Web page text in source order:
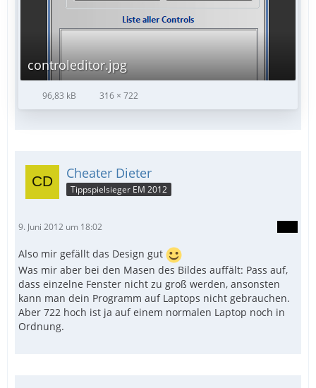
controleditor.jpg
96,83 kB 316 × 722
Cheater Dieter
Tippspielsieger EM 2012
9. Juni 2012 um 18:02
Also mir gefällt das Design gut
Was mir aber bei den Masen des Bildes auffält: Pass auf,
dass einzelne Fenster nicht zu groß werden, ansonsten
kann man dein Programm auf Laptops nicht gebrauchen.
Aber 722 hoch ist ja auf einem normalen Laptop noch in
Ordnung.